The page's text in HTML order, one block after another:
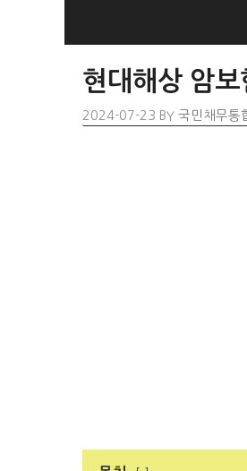
현대해상 암
2024-07-23 BY 국민채무통